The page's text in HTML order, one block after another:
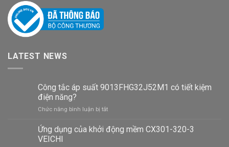
LATEST NEWS
Công tắc áp suất 9013FHG32J52M1 có tiết kiệm
điện năng?
Chức năng bình luận bị tắtở
tắc
áp
Ứng dụng của khởi động mềm CX301-320-3
VEICHI